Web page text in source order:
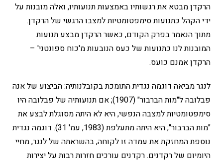
הרקדן מבטא את רגשותיו באמצעות תנועותיו, ואלה מובנות על
ידי הקהל כתנועות סימפטומטיות למצבו הרגשי של הרקדן.
מתוך הנאמר בפרק הקודם, כאשר הרקדן מבצע תנועות
המובנות לנו כתנועות של כעס הנובעות מ'כוח ספונטני' –
הרקדן אמנם כועס.
לנגר מביאה דוגמה נגדית התומכת בקובלנותיה: הביצוע של אנה
פבלובה ל"מות הברבור" (1907); אם תנועותיה של פבלובה היו
סימפטומטיות למצבה הנפשי, היא לא היתה מסוגלת לבצע את
"מות הברבור"; היא היתה מתעלפת (1983, עמ' 31). דוגמה נגדית
נוספת המחזקת את עמדה זו לקוחה, בהשראתה של לנגר, מחיי
היומיום של רקדנים. רקדנים עורכים חזרות רבות על יצירות